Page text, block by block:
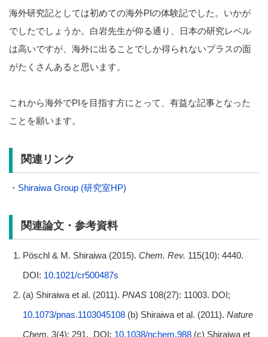
海外研究記としては初めての海外PIの体験記でした。いかが
でしたでしょうか。白岩先生が仰る通り、日本の研究レベル
は高いですが、海外に出ることでしか得られないプラスの面
がたくさんあると思います。
これから海外でPIを目指す方にとって、有益な記事となった
ことを願います。
関連リンク
・ Shiraiwa Group (研究室HP)
関連論文・参考資料
Pöschl & M. Shiraiwa (2015). Chem. Rev. 115(10): 4440.
DOI: 10.1021/cr500487s
(a) Shiraiwa et al. (2011). PNAS108(27): 11003. DOI;
10.1073/pnas.1103045108(b) Shiraiwa et al. (2011). Nature
Chem. 3(4): 291. DOI: 10.1038/nchem.988(c) Shiraiwa et